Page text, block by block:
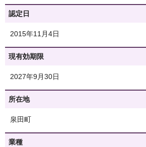
認定日
2015年11月4日
現有効期限
2027年9月30日
所在地
泉田町
業種